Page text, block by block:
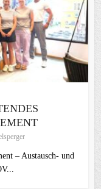
– Austausch- und